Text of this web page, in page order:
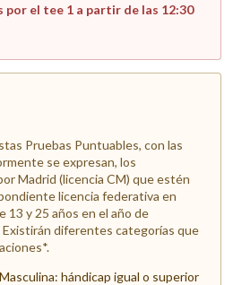
por el tee 1 a partir de las 12:30
Pruebas Puntuables, con las
se expresan, los
Madrid (licencia CM) que estén
licencia federativa en
13 y 25 años en el año de
Existirán diferentes categorías que
hándicap igual o superior